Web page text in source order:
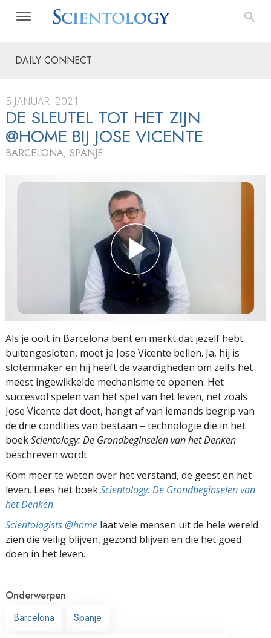
DAILY CONNECT
5 JANUARI 2021
DE SLEUTEL TOT HET ZIJN
@HOME BIJ JOSE VICENTE
BARCELONA, SPANJE
Als je ooit in Barcelona bent en merkt dat jezelf hebt
buitengesloten, moet je Jose Vicente bellen. Ja, hij is
slotenmaker en hij heeft de vaardigheden om zelfs het
meest ingewikkelde mechanisme te openen. Het
succesvol spelen van het spel van het leven, net zoals
Jose Vicente dat doet, hangt af van iemands begrip van
de drie condities van bestaan – technologie die in het
boekScientology: De Grondbeginselen van het Denken
beschreven wordt.
Kom meer te weten over het verstand, de geest en het
leven. Lees het boekScientology: De Grondbeginselen van
het Denken.
Scientologists @home laat vele mensen uit de hele wereld
zien die veilig blijven, gezond blijven en die het goed
doen in het leven.
Onderwerpen
Barcelona
Spanje